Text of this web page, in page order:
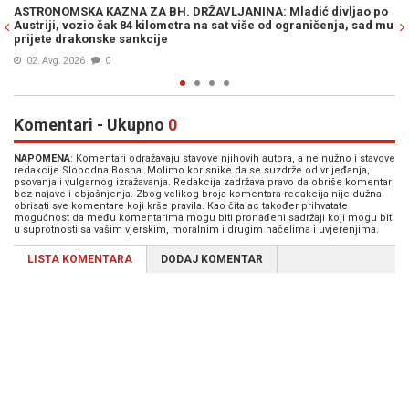
po
sad mu
ŠTA JE POKAZAO OBDUKCIJSKI NALAZ: Ubio suprugu,
sebe. Prvo zajednički ručak, a onda pet hitaca i troje mrtvih
restoranom
10. Maj 2026
Komentari - Ukupno 0
NAPOMENA: Komentari odražavaju stavove njihovih autora, a ne nužno i stavove
redakcije Slobodna Bosna. Molimo korisnike da se suzdrže od vrijeđanja,
psovanja i vulgarnog izražavanja. Redakcija zadržava pravo da obriše komentar
bez najave i objašnjenja. Zbog velikog broja komentara redakcija nije dužna
obrisati sve komentare koji krše pravila. Kao čitalac također prihvatate
mogućnost da među komentarima mogu biti pronađeni sadržaji koji mogu biti
u suprotnosti sa vašim vjerskim, moralnim i drugim načelima i uvjerenjima.
LISTA KOMENTARA DODAJ KOMENTAR